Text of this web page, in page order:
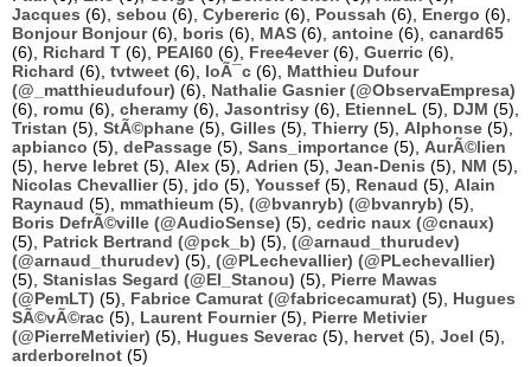
Jacques (6), sebou (6), Cybereric (6), Poussah (6), Energo (6),
Bonjour Bonjour(6), boris (6), MAS (6), antoine (6), canard65
(6), Richard T (6), PEAI60 (6), Free4ever(6), Guerric (6),
Richard (6), tvtweet (6), loÃ¯c (6), Matthieu Dufour
(@_matthieudufour) (6), Nathalie Gasnier (@ObservaEmpresa)
(6), romu (6), cheramy (6), Jasontrisy (6), EtienneL (5), DJM (5),
Tristan (5), StÃ©phane (5), Gilles (5), Thierry (5), Alphonse (5),
apbianco (5), dePassage (5), Sans_importance (5), AurÃ©lien
(5), herve lebret (5), Alex (5), Adrien (5), Jean-Denis (5), NM (5),
Nicolas Chevallier(5), jdo (5), Youssef (5), Renaud (5), Alain
Raynaud (5), mmathieum (5), (@bvanryb) (@bvanryb) (5),
Boris DefrÃ©ville (@AudioSense) (5), cedric naux (@cnaux)
(5), Patrick Bertrand (@pck_b) (5), (@arnaud_thurudev)
(@arnaud_thurudev) (5), (@PLechevallier) (@PLechevallier)
(5), Stanislas Segard (@El_Stanou) (5), Pierre Mawas
(@PemLT) (5), Fabrice Camurat (@fabricecamurat) (5), Hugues
SÃ©vÃ©rac (5), Laurent Fournier(5), Pierre Metivier
(@PierreMetivier) (5), Hugues Severac (5), hervet (5), Joel (5),
arderborelnot (5)